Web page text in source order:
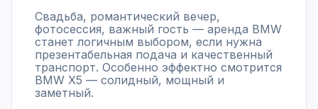
Свадьба, романтический вечер,
фотосессия, важный гость — аренда BMW
станет логичным выбором, если нужна
презентабельная подача и качественный
транспорт. Особенно эффектно смотрится
BMW X5 — солидный, мощный и
заметный.